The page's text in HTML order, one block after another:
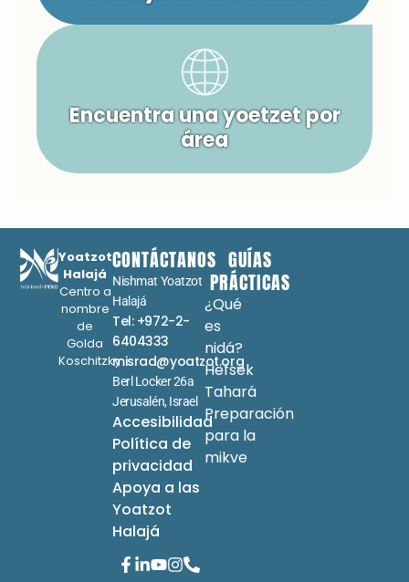
Encuentra una yoetzet por
área
Yoatzot
Halajá
Centro a
nombre
de
Golda
Koschitzky
CONTÁCTANOS
Nishmat Yoatzot
Halajá
Tel: +972-2-
6404333
misrad@yoatzot.org
Berl Locker 26a
Jerusalén, Israel
Accesibilidad
Política de
privacidad
Apoya a las
Yoatzot
Halajá
GUÍAS
PRÁCTICAS
¿Qué
es
nidá?
Hefsek
Tahará
Preparación
para la
mikve